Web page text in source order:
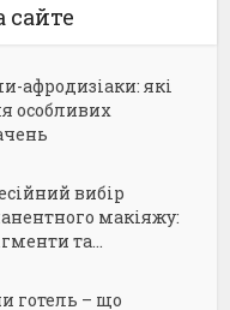
сайте
афродизіаки: які
особливих
вибір
макіяжу:
та...
готель – що